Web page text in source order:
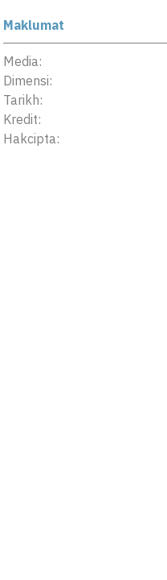
Maklumat
Media:
Dimensi:
Tarikh:
Kredit:
Hakcipta: